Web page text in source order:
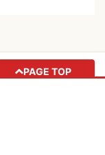
PAGE TOP